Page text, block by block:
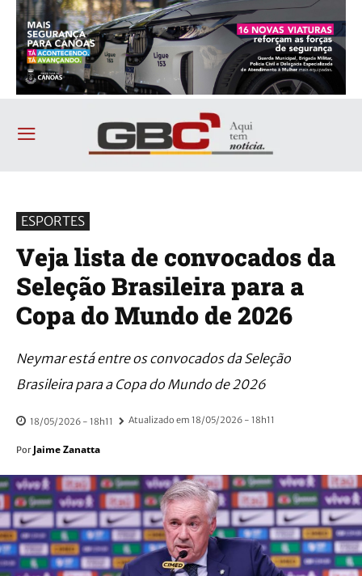
ESPORTES
Veja lista de convocados da
Seleção Brasileira para a
Copa do Mundo de 2026
Neymar está entre os convocados da Seleção
Brasileira para a Copa do Mundo de 2026
18/05/2026 - 18h11 Atualizado em 18/05/2026 - 18h11
Por Jaime Zanatta